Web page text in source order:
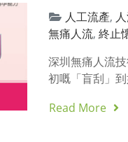
人工流產,
無痛人流,終止
深圳無痛人流
初嘅「盲刮」
Read More